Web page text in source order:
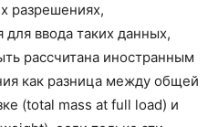
разрешениях,
ввода таких данных,
рассчитана иностранным
как разница между общей
(total mass at full load) и